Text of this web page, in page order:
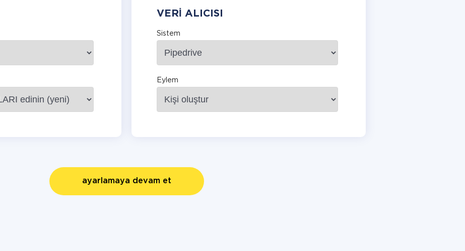
VERI ALICISI
Sistem
Eylem
ayarlamaya devam et